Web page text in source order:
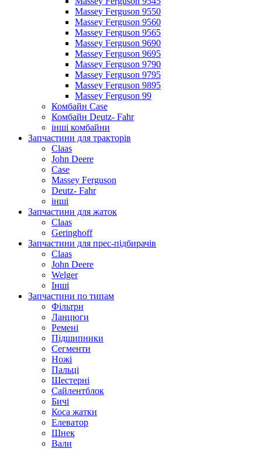
Massey Ferguson 9550
Massey Ferguson 9560
Massey Ferguson 9565
Massey Ferguson 9690
Massey Ferguson 9695
Massey Ferguson 9790
Massey Ferguson 9795
Massey Ferguson 9895
Massey Ferguson 99
Комбайн Case
Комбайн Deutz- Fahr
інші комбайни
Запчастини для тракторів
Claas
John Deere
Case
Massey Ferguson
Deutz- Fahr
інші
Запчастини для жаток
Claas
Geringhoff
Запчастини для прес-підбирачів
Claas
John Deere
Welger
Інші
Запчастини по типам
Фільтри
Ланцюги
Ремені
Підшипники
Сегменти
Ножі
Пальці
Шестерні
Сайлентблок
Бичі
Коса жатки
Елеватор
Шнек
Вали